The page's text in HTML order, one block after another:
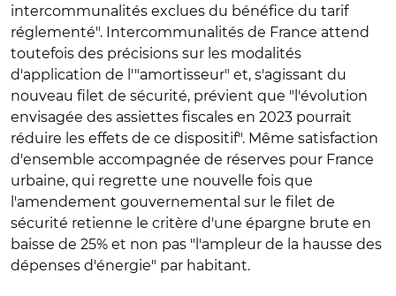
intercommunalités exclues du bénéfice du tarif
réglementé". Intercommunalités de France attend
toutefois des précisions sur les modalités
d'application de l'"amortisseur" et, s'agissant du
nouveau filet de sécurité, prévient que "l'évolution
envisagée des assiettes fiscales en 2023 pourrait
réduire les effets de ce dispositif". Même satisfaction
d'ensemble accompagnée de réserves pour France
urbaine, qui regrette une nouvelle fois que
l'amendement gouvernemental sur le filet de
sécurité retienne le critère d'une épargne brute en
baisse de 25% et non pas "l'ampleur de la hausse des
dépenses d'énergie" par habitant.